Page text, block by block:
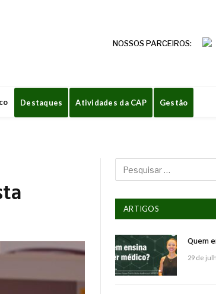
NOSSOS PARCEIROS:
Destaques Atividades da CAP Gestão
ARTIGOS
Quem
29 de